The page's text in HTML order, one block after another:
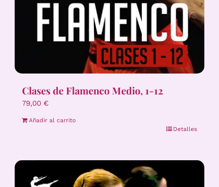
Clases de Flamenco Medio, 1-12
79,00 €
Añadir al carrito
Detalles